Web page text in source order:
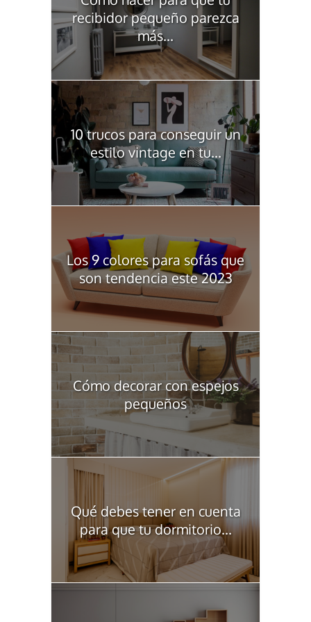
recibidor pequeño parezca
más...
10 trucos para conseguir un
estilo vintage en tu...
Los 9 colores para sofás que
son tendencia este 2023
Cómo decorar con espejos
pequeños
Qué debes tener en cuenta
para que tu dormitorio...